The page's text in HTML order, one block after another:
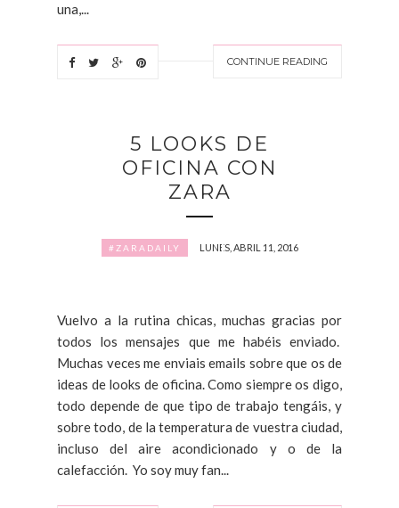
una,...
CONTINUE READING
5 LOOKS DE
OFICINA CON
ZARA
#ZARADAILY LUNES, ABRIL 11, 2016
Vuelvo a la rutina chicas, muchas gracias por
todos los mensajes que me habéis enviado.
Muchas veces me enviais emails sobre que os de
ideas de looks de oficina. Como siempre os digo,
todo depende de que tipo de trabajo tengáis, y
sobre todo, de la temperatura de vuestra ciudad,
incluso del aire acondicionado y o de la
calefacción. Yo soy muy fan...